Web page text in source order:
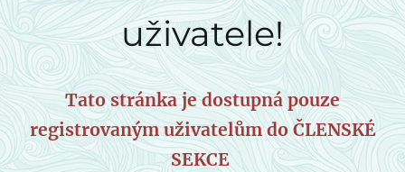
uživatele!
Tato stránka je dostupná pouze
registrovaným uživatelům do ČLENSKÉ
SEKCE